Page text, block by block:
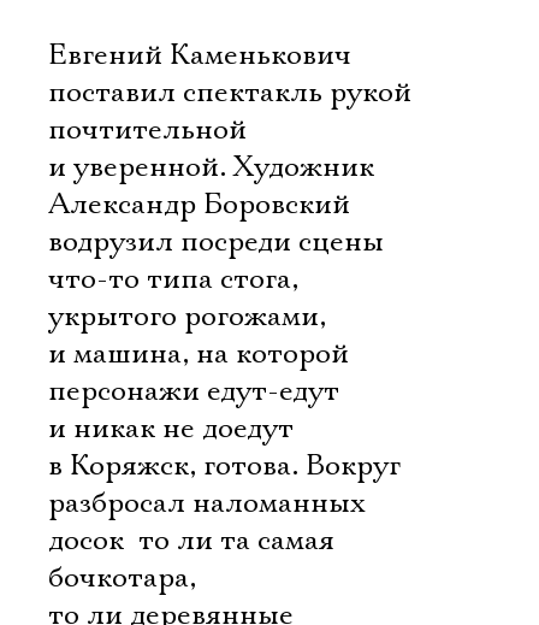
Евгений Каменькович
поставил спектакль рукой
почтительной
и уверенной. Художник
Александр Боровский
водрузил посреди сцены
что-то типа стога,
укрытого рогожами, 
и машина, на которой
персонажи едут-едут
и никак не доедут
в Коряжск, готова. Вокруг
разбросал наломанных
досок  то ли та самая
бочкотара,
то ли деревянные